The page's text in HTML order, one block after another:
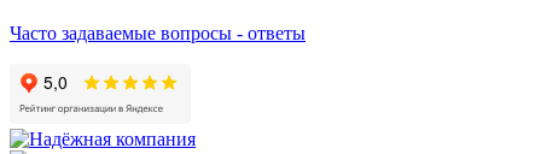
Часто задаваемые вопросы - ответы